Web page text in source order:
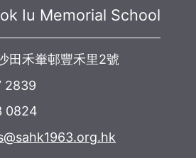
Iu Memorial School
田禾輋邨豐禾里2號
2839
0824